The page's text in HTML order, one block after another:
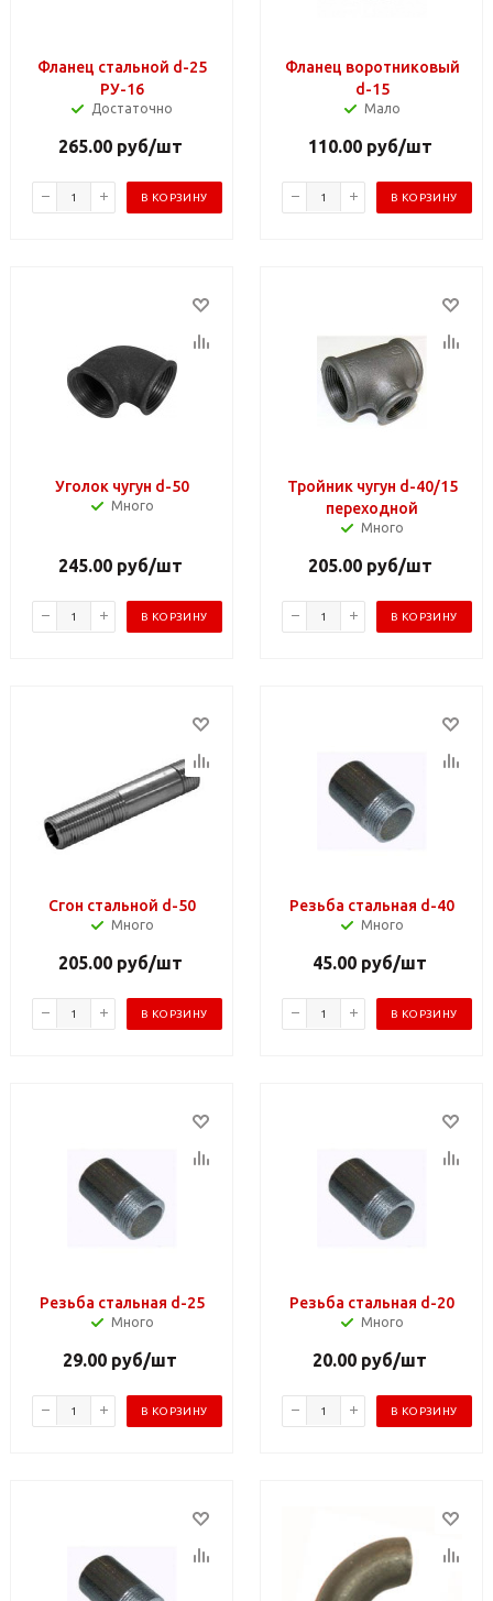
Фланец стальной d-25
РУ-16
Достаточно
265.00руб/шт
В КОРЗИНУ
Фланец воротниковый
d-15
Мало
110.00руб/шт
В КОРЗИНУ
Уголок чугун d-50
Много
245.00руб/шт
В КОРЗИНУ
Тройник чугун d-40/15
переходной
Много
205.00руб/шт
В КОРЗИНУ
Сгон стальной d-50
Много
205.00руб/шт
В КОРЗИНУ
Резьба стальная d-40
Много
45.00 руб/шт
В КОРЗИНУ
Резьба стальная d-25
Много
29.00 руб/шт
В КОРЗИНУ
Резьба стальная d-20
Много
20.00 руб/шт
В КОРЗИНУ